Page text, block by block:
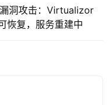
are re-installed.
which acts as
洞攻击：Virtualizor
恢复，服务重建中